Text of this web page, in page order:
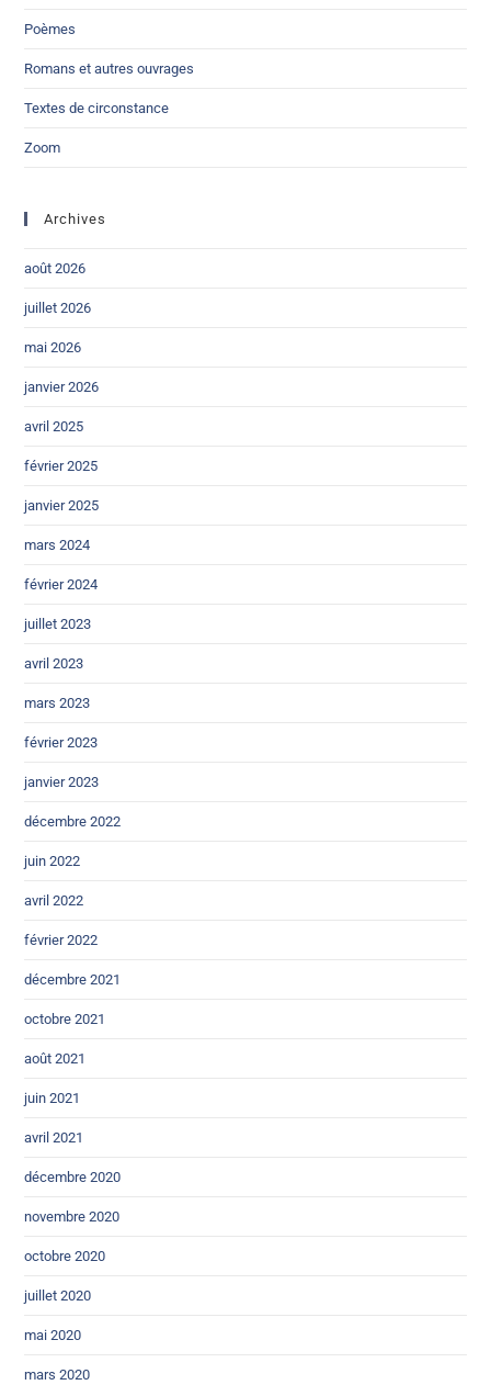
Poèmes
Romans et autres ouvrages
Textes de circonstance
Zoom
Archives
août 2026
juillet 2026
mai 2026
janvier 2026
avril 2025
février 2025
janvier 2025
mars 2024
février 2024
juillet 2023
avril 2023
mars 2023
février 2023
janvier 2023
décembre 2022
juin 2022
avril 2022
février 2022
décembre 2021
octobre 2021
août 2021
juin 2021
avril 2021
décembre 2020
novembre 2020
octobre 2020
juillet 2020
mai 2020
mars 2020